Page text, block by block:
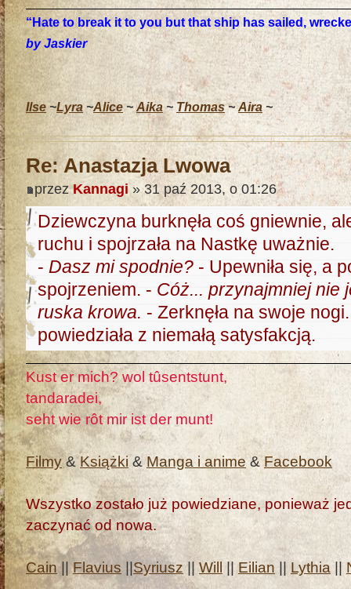
“Hate to break it to you but that ship has sailed,
by Jaskier
Ilse~Lyra ~Alice~Aika~ Thomas~Aira ~
Re: Anastazja Lwowa
przezKannagi» 31 paź 2013, o 01:26
Dziewczyna burknęła coś gniewnie,
ruchu i spojrzała na Nastkę uważnie.
- Dasz mi spodnie? - Upewniła się, a
spojrzeniem. - Cóż... przynajmniej nie
ruska krowa. - Zerknęła na swoje
powiedziała z niemałą satysfakcją.
Kust er mich? wol tûsentstunt,
tandaradei,
seht wie rôt mir ist der munt!
Filmy&Książki&Manga i anime&Facebook
Wszystko zostało już powiedziane, ponieważ
zaczynać od nowa.
Cain||Flavius ||Syriusz || Will|| Eilian|| Lythia ||